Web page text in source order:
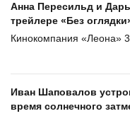
Анна Пересильд и
трейлере «Без
Кинокомпания «Леона» 3
Иван Шаповалов
время солнечного